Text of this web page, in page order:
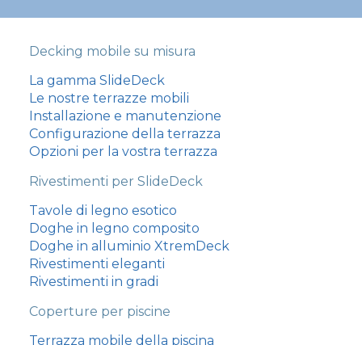
Decking mobile su misura
La gamma SlideDeck
Le nostre terrazze mobili
Installazione e manutenzione
Configurazione della terrazza
Opzioni per la vostra terrazza
Rivestimenti per SlideDeck
Tavole di legno esotico
Doghe in legno composito
Doghe in alluminio XtremDeck
Rivestimenti eleganti
Rivestimenti in gradi
Coperture per piscine
Terrazza mobile della piscina